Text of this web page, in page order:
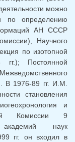
можно
по определению
формаций АН СССР
Научного
по изотопной
гг.); Постоянной
В 1976-89 гг. И.М.
становления
и
Комиссии 9
академий наук
гг. он входил в